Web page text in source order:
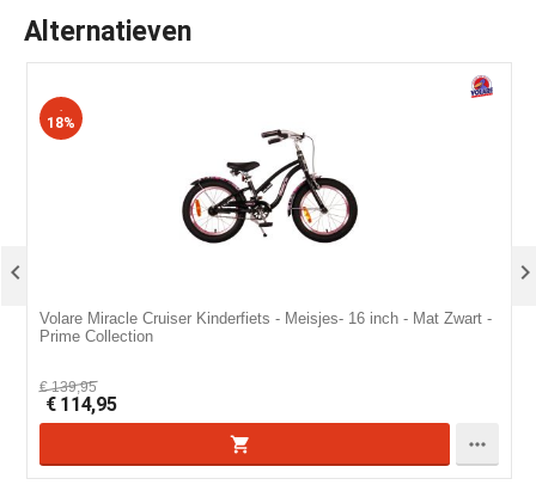
Alternatieven
-
18%
Volare Miracle Cruiser Kinderfiets - Meisjes- 16 inch - Mat Zwart -
Prime Collection
€139,95
€ 114,95

